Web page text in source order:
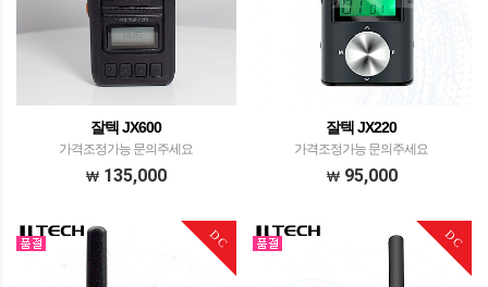
잘텍 JX600
가격조정가능 문의주세요
135,000
잘텍 JX220
가격조정가능 문의주세요
95,000
DC DC